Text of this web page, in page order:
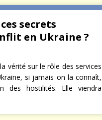
secrets
en Ukraine ?
vérité sur le rôle des services
si jamais on la connaît,
des hostilités. Elle viendra